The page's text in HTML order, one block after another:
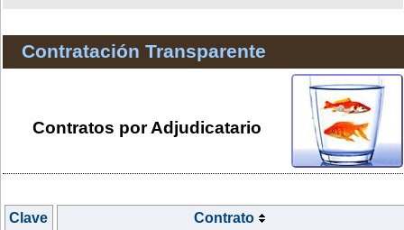
Contratación Transparente
Contratos por Adjudicatario
Clave Contrato